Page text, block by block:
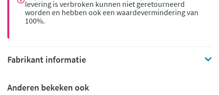
levering is verbroken kunnen niet geretourneerd
worden en hebben ook een waardevermindering van
100%.
Fabrikant informatie
Anderen bekeken ook